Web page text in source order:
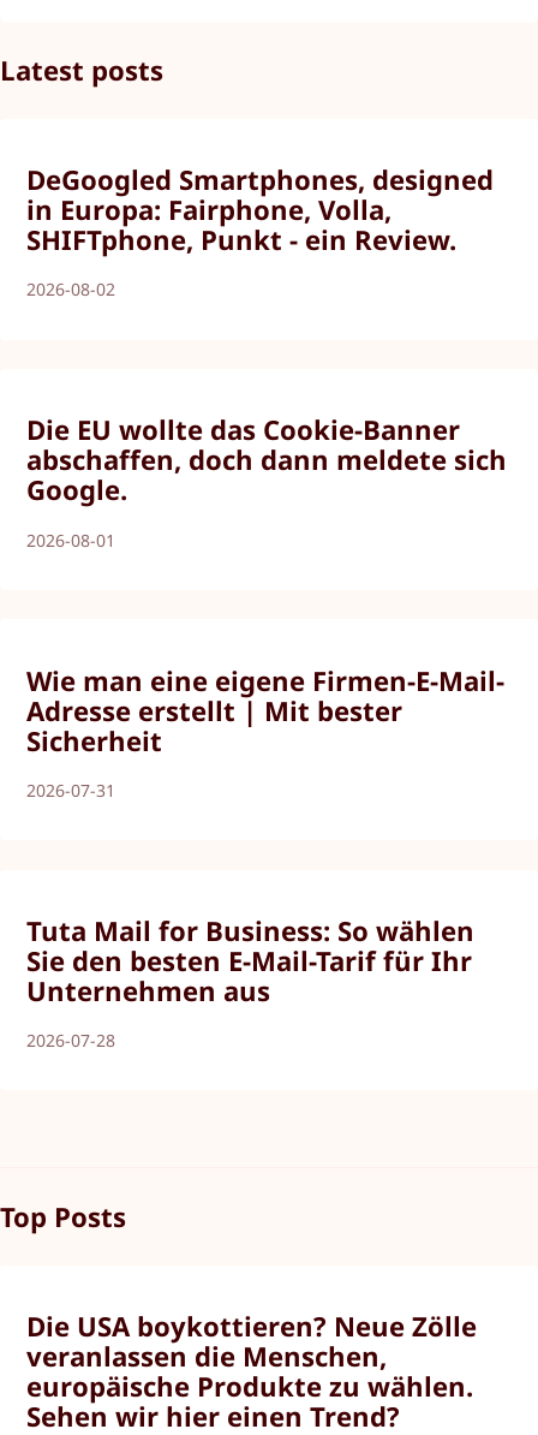
Latest posts
DeGoogled Smartphones, designed
in Europa: Fairphone, Volla,
SHIFTphone, Punkt - ein Review.
2026-08-02
Die EU wollte das Cookie-Banner
abschaffen, doch dann meldete sich
Google.
2026-08-01
Wie man eine eigene Firmen-E-Mail-
Adresse erstellt | Mit bester
Sicherheit
2026-07-31
Tuta Mail for Business: So wählen
Sie den besten E-Mail-Tarif für Ihr
Unternehmen aus
2026-07-28
Top Posts
Die USA boykottieren? Neue Zölle
veranlassen die Menschen,
europäische Produkte zu wählen.
Sehen wir hier einen Trend?